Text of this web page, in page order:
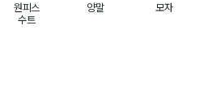
원피스
수트
양말 모자